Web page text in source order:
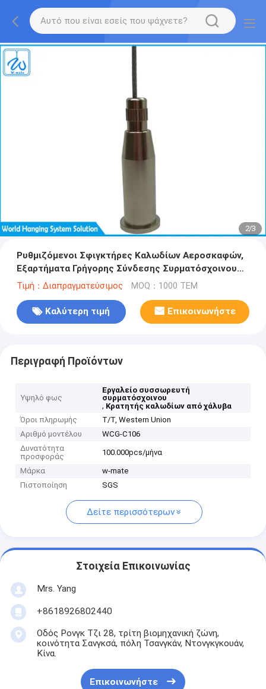
2/3
Ρυθμιζόμενοι Σφιγκτήρες Καλωδίων Αεροσκαφών,
Εξαρτήματα Γρήγορης Σύνδεσης Συρματόσχοινου
για Κρεμαστά Φωτιστικά Οροφής
Τιμή：Διαπραγματεύσιμος MOQ：1000 ΤΕΜ
Καλύτερη τιμή Επικοινωνήστε
Περιγραφή Προϊόντων
Υψηλό φως
Εργαλείο συσσωρευτή
συρματόσχοινου
, Κρατητής καλωδίων από χάλυβα
Όροι πληρωμής
T/T, Western Union
Αριθμό μοντέλου
WCG-C106
Δυνατότητα
προσφοράς
100.000pcs/μήνα
Μάρκα
w-mate
Πιστοποίηση
SGS
Δείτε περισσότερων
Στοιχεία Επικοινωνίας
Mrs. Yang
+8618926802440
Οδός Ρονγκ Τζι 28, τρίτη βιομηχανική ζώνη,
κοινότητα Σανγκσά, πόλη Τσανγκάν, Ντονγκγκουάν,
Κίνα.
Επικοινωνήστε